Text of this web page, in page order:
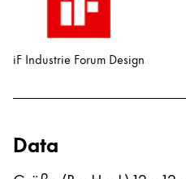
iF Industrie Forum Design
Data